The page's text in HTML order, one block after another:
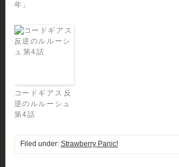
年」
コードギアス 反
逆のルルーシュ
第4話
Filed under: Strawberry Panic!